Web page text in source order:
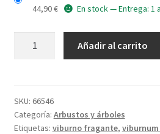
44,90€ En stock — Entrega: 1
Añadir al carrito
SKU: 66546
Categoría: Arbustos y árboles
Etiquetas: viburno fragante,